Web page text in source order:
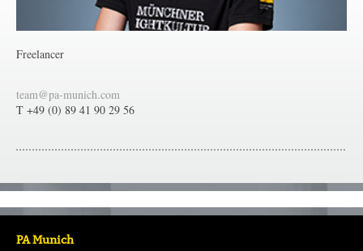
Freelancer
team@pa-munich.com
T +49 (0) 89 41 90 29 56
PA Munich